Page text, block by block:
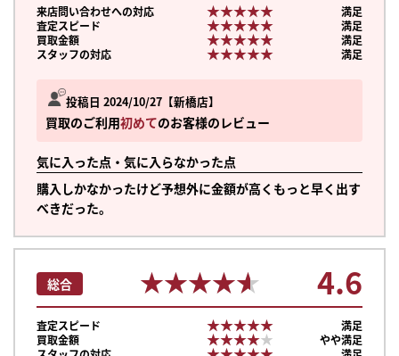
投稿日 2024/10/27 新橋店
買取のご利用初めてのお客様のレビュー
気に入った点・気に入らなかった点
購入しかなかったけど予想外に金額が高くもっと早く出す
べきだった。
来店問い合わせへの対応 ★★★★★
★★★★★
満足
査定スピード
★★★★★
★★★★★
満足
買取金額
★★★★★
★★★★★
満足
スタッフの対応
★★★★★
★★★★★ 満足
総合 ★★★★★
★★★★★ 4.6
査定スピード ★★★★★
★★★★★
満足
買取金額
★★★★★
★★★★★
やや満足